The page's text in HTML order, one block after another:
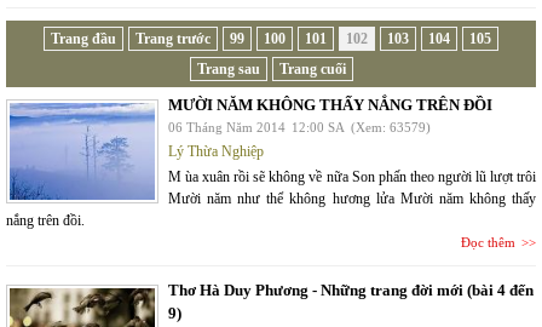
Trang đầu Trang trước 99 100 101 102 103 104
105
Trang sau
Trang cuối
MƯỜI NĂM KHÔNG THẤY NẮNG TRÊN ĐỒI
06 Tháng Năm 2014 12:00 SA (Xem: 63579)
Lý Thừa Nghiệp
M ùa xuân rồi sẽ không về nữa Son phấn theo người lũ lượt trôi
Mười năm như thể không hương lửa Mười năm không thấy
nắng trên đồi.
Đọc thêm
Thơ Hà Duy Phương - Những trang đời mới (bài 4 đến
9)